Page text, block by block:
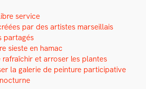
ser­vice
par des artistes mar­seil­lais
partagés
sieste en hamac
rafraîchir et arroser les plantes
la galerie de pein­ture par­tic­i­pa­tive